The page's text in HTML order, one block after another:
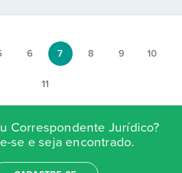
6 7 8 9 10
11
Correspondente Jurídico?
se e seja encontrado.